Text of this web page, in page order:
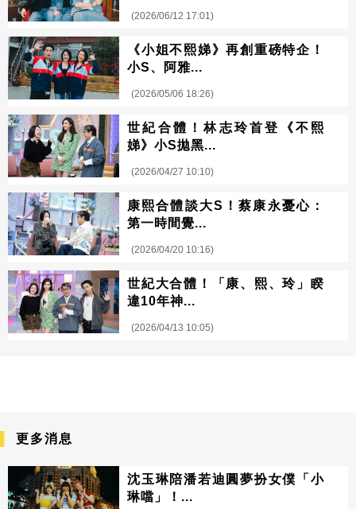
(2026/06/12 17:01)
《小姐不熙娣》再創重磅特企！
小S、阿雅...
(2026/05/06 18:26)
世紀合體！林志玲首登《不熙
娣》小S拋黑...
(2026/04/27 10:10)
康熙合體談大S！蔡康永憂心：
第一時間覺...
(2026/04/20 10:16)
世紀大合體！「康、熙、玲」睽
違10年神...
(2026/04/13 10:05)
更多消息
沈玉琳陪潘若迪圓夢扮女僕「小
琳噹」！...